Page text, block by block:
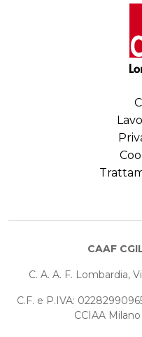
CAAF
C. A. A. F. Lombardia,
C.F. e P.IVA:
CCIAA